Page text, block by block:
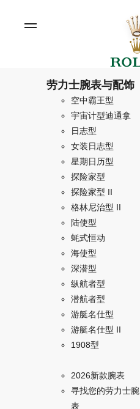
劳力士腕表与配饰
空中霸王型
宇宙计型迪通拿
日志型
女装日志型
星期日历型
探险家型
探险家型 II
格林尼治型 II
陆使型
蚝式恒动
海使型
深潜型
纵航者型
潜航者型
游艇名仕型
游艇名仕型 II
1908型
2026新款腕表
寻找您的劳力士腕
表